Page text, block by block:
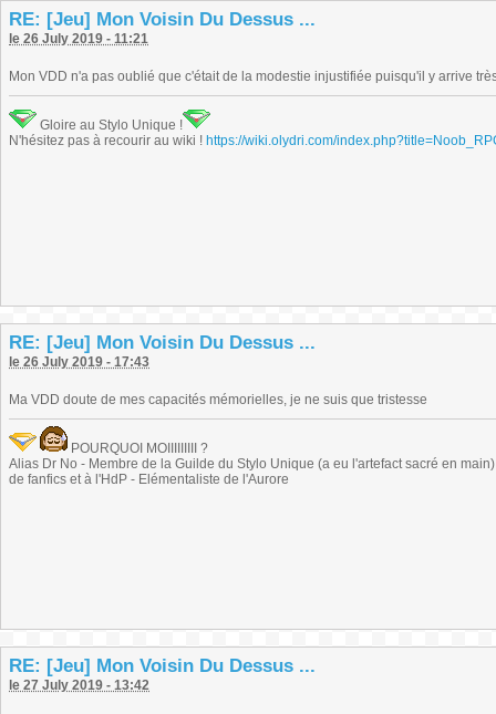
RE: [Jeu] Mon Voisin Du Dessus ...
le 26 July 2019 - 11:21
Mon VDD n'a pas oublié que c'était de la modestie injustifiée puisqu'il y arrive
Gloire au Stylo Unique !
N'hésitez pas à recourir au wiki ! https://wiki.olydri.com/
RE: [Jeu] Mon Voisin Du Dessus ...
le 26 July 2019 - 17:43
Ma VDD doute de mes capacités mémorielles, je ne suis que tristesse
POURQUOI MOIIIIIIIII ?
Alias Dr No - Membre de la Guilde du Stylo Unique (a eu l'artefact sacré en
de fanfics et à l'HdP - Elémentaliste de l'Aurore
RE: [Jeu] Mon Voisin Du Dessus ...
le 27 July 2019 - 13:42